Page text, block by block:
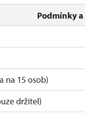
Podmínky
na 15 osob)
držitel)